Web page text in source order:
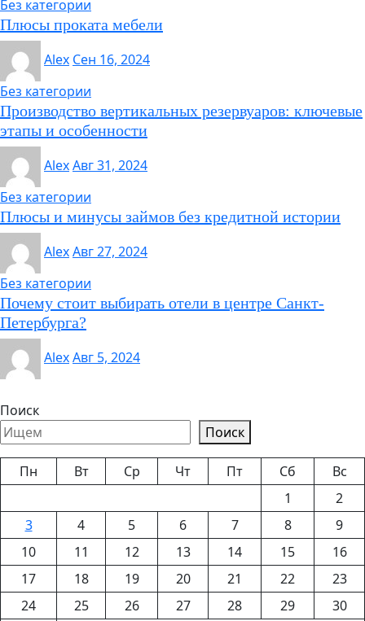
Без категории
Плюсы проката мебели
Alex Сен 16, 2024
Без категории
Производство вертикальных резервуаров: ключевые
этапы и особенности
AlexАвг 31, 2024
Без категории
Плюсы и минусы займов без кредитной истории
AlexАвг 27, 2024
Без категории
Почему стоит выбирать отели в центре Санкт-
Петербурга?
AlexАвг 5, 2024
Поиск
Поиск
Пн Вт Ср Чт Пт Сб
Вс
1
2
3
4 5 6 7 8
9
10
11 12 13 14 15
16
17
18 19 20 21 22
23
24
25 26 27 28 29
30